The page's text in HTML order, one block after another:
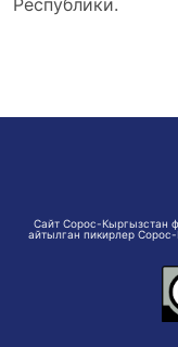
Сайт Сорос-Кыргызстан
айтылган пикирлер